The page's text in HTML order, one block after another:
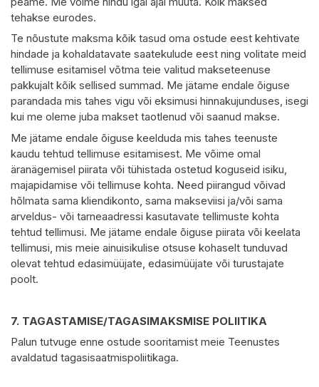
tehakse eurodes.
Te nõustute maksma kõik tasud oma ostude eest kehtivate
hindade ja kohaldatavate saatekulude eest ning volitate meid
tellimuse esitamisel võtma teie valitud makseteenuse
pakkujalt kõik sellised summad. Me jätame endale õiguse
parandada mis tahes vigu või eksimusi hinnakujunduses, isegi
kui me oleme juba makset taotlenud või saanud makse.
Me jätame endale õiguse keelduda mis tahes teenuste
kaudu tehtud tellimuse esitamisest. Me võime omal
äranägemisel piirata või tühistada ostetud koguseid isiku,
majapidamise või tellimuse kohta. Need piirangud võivad
hõlmata sama kliendikonto, sama makseviisi ja/või sama
arveldus- või tarneaadressi kasutavate tellimuste kohta
tehtud tellimusi. Me jätame endale õiguse piirata või keelata
tellimusi, mis meie ainuisikulise otsuse kohaselt tunduvad
olevat tehtud edasimüüjate, edasimüüjate või turustajate
poolt.
7. TAGASTAMISE/TAGASIMAKSMISE POLIITIKA
Palun tutvuge enne ostude sooritamist meie Teenustes
avaldatud tagasisaatmispoliitikaga.